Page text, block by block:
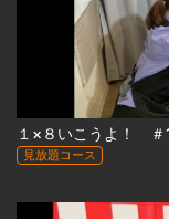
１×８いこうよ！
見放題コース